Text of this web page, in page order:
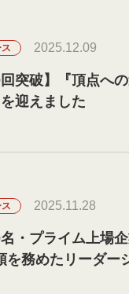
2025.12.09
回突破】『頂点へ
迎えました
2025.11.28
・プライム上場
を務めたリーダー